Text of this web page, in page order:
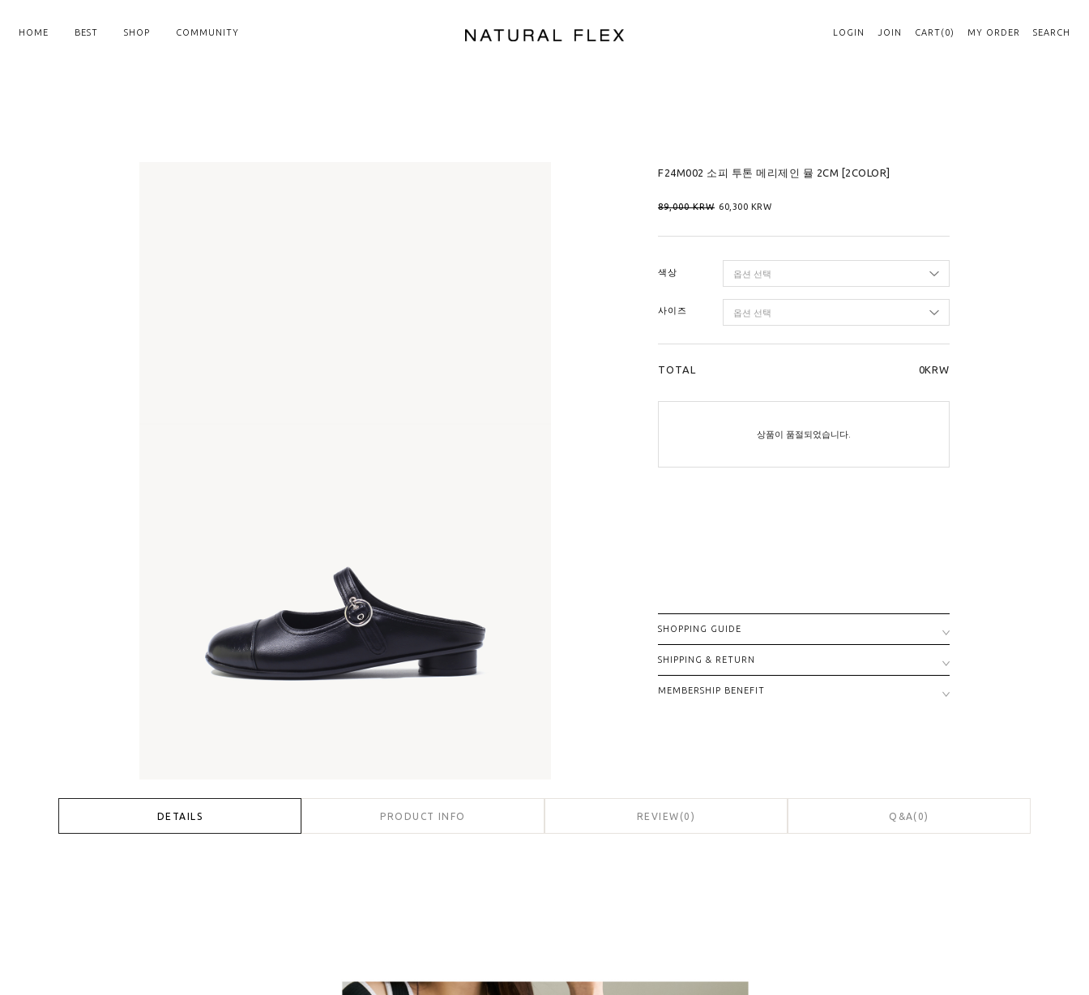
LOGIN JOIN CART(0) MY ORDER SEARCH
HOME BEST SHOP COMMUNITY
F24M002 소피 투톤 메리제인 뮬 2CM [2COLOR]
89,000KRW 60,300 KRW
색상
사이즈
TOTAL 0KRW
상품이 품절되었습니다.
SHOPPING GUIDE
SHIPPING & RETURN
MEMBERSHIP BENEFIT
DETAILS PRODUCT INFO REVIEW (0 ) Q&A(0)